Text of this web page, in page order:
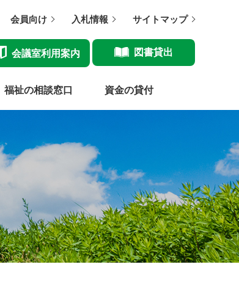
会議室利用案内 図書貸出
福祉の相談窓口 資金の貸付
会員向け 入札情報 サイトマップ